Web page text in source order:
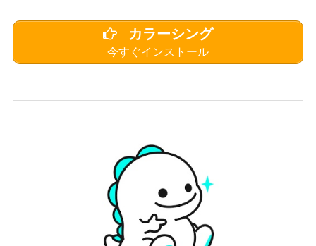
カラーシング
今すぐインストール